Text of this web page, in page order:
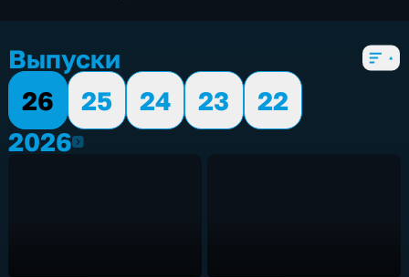
Выпуски
26
25 24 23
22
20262026